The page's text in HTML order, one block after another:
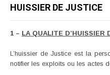
HUISSIER DE JUSTICE
1 – LA QUALITE D’HUISSIER
L’huissier de Justice est la
notifier les exploits ou les actes